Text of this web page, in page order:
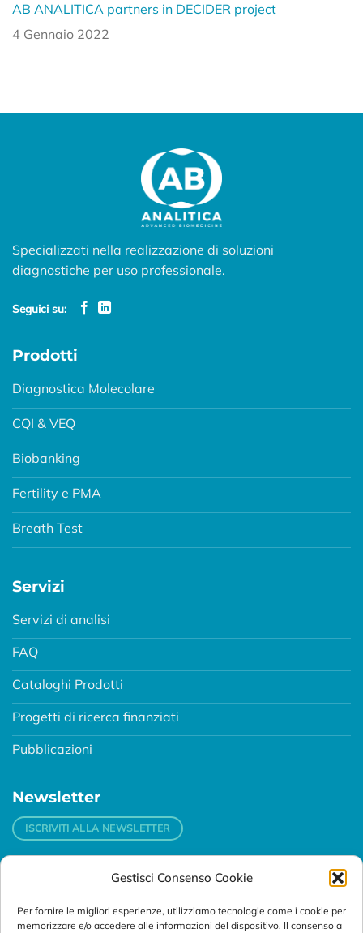
Gestisci Consenso Cookie
Per fornire le migliori esperienze, utilizziamo tecnologie come i cookie per
memorizzare e/o accedere alle informazioni del dispositivo. Il consenso a
AB ANALITICA partners in DECIDER project
4 Gennaio 2022
Specializzati nella realizzazione di soluzioni
diagnostiche per uso professionale.
Seguici su:
Prodotti
Diagnostica Molecolare
CQI & VEQ
Biobanking
Fertility e PMA
Breath Test
Servizi
Servizi di analisi
FAQ
Cataloghi Prodotti
Progetti di ricerca finanziati
Pubblicazioni
Newsletter
ISCRIVITI ALLA NEWSLETTER
Padova